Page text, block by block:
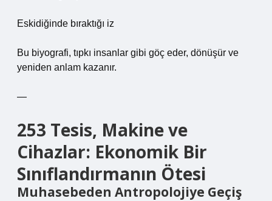
Eskidiğinde bıraktığı iz
Bu biyografi, tıpkı insanlar gibi göç eder, dönüşür ve
yeniden anlam kazanır.
—
253 Tesis, Makine ve
Cihazlar: Ekonomik Bir
Sınıflandırmanın Ötesi
Muhasebeden Antropolojiye Geçiş